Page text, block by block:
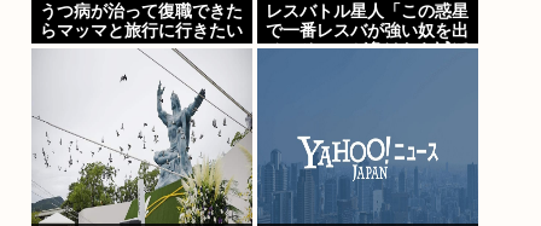
うつ病が治って復職できた
らマッマと旅行に行きたい
レスバトル星人「この惑星
で一番レスバが強い奴を出
せ。そいつが負けたら滅ぼ